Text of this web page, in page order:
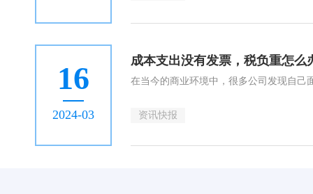
16
2024-03
成本支出没有发票，税负重怎
资讯快报